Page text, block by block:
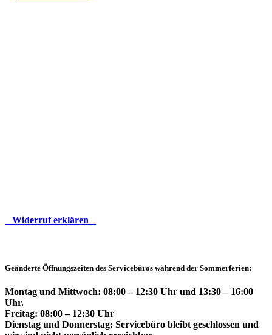
Widerruf erklären
Geänderte Öffnungszeiten des Servicebüros während der Sommerferien:
Montag und Mittwoch: 08:00 – 12:30 Uhr und 13:30 – 16:00
Uhr.
Freitag: 08:00 – 12:30 Uhr
Dienstag und Donnerstag: Servicebüro bleibt geschlossen und